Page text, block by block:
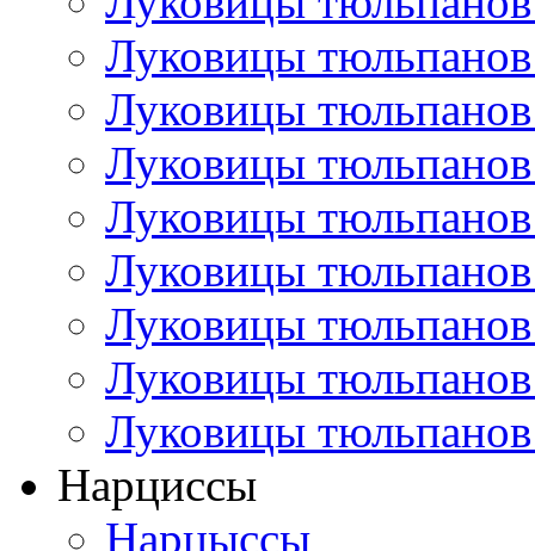
Луковицы
Луковицы
Луковицы
Луковицы
Луковицы
Луковицы
Луковицы
Луковицы
Нарциссы
Нарцыссы